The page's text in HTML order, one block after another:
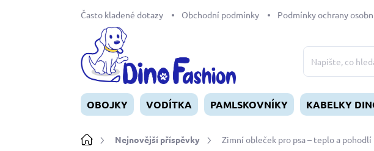
Často kladené dotazy Obchodní podmínky Podmínky ochrany
OBOJKY VODÍTKA PAMLSKOVNÍKY KABELKY
DomůNejnovější příspěvky Zimní obleček pro psa – teplo a pohodlí